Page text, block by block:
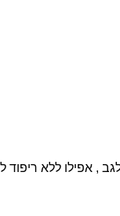
, אפילו ללא ריפוד